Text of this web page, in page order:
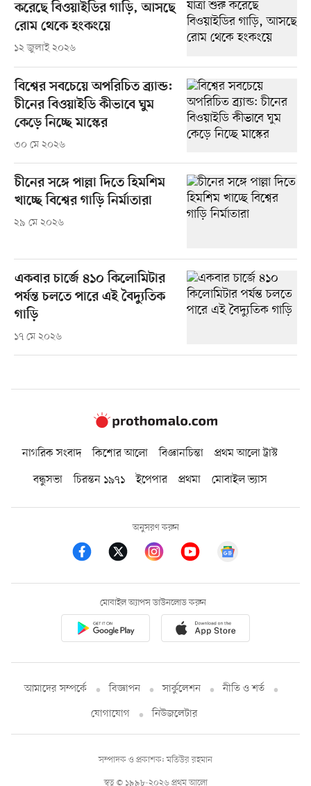
করেছে বিওয়াইডির গাড়ি, আসছে
রোম থেকে হংকংয়ে
১২ জুলাই ২০২৬
বিশ্বের সবচেয়ে অপরিচিত ব্র্যান্ড:
চীনের বিওয়াইডি কীভাবে ঘুম
কেড়ে নিচ্ছে মাস্কের
৩০ মে ২০২৬
চীনের সঙ্গে পাল্লা দিতে হিমশিম
খাচ্ছে বিশ্বের গাড়ি নির্মাতারা
২৯ মে ২০২৬
একবার চার্জে ৪১০ কিলোমিটার
পর্যন্ত চলতে পারে এই বৈদ্যুতিক
গাড়ি
১৭ মে ২০২৬
নাগরিক সংবাদ কিশোর আলো বিজ্ঞানচিন্তা
প্রথম আলো ট্রাস্ট
বন্ধুসভা
চিরন্তন ১৯৭১ ইপেপার প্রথমা মোবাইল ভ্যাস
অনুসরণ করুন
মোবাইল অ্যাপস ডাউনলোড করুন
আমাদের সম্পর্কে বিজ্ঞাপন সার্কুলেশন
নীতি ও শর্ত
যোগাযোগ
নিউজলেটার
স্বত্ব © ১৯৯৮-২০২৬ প্রথম আলো
সম্পাদক ও প্রকাশক: মতিউর রহমান